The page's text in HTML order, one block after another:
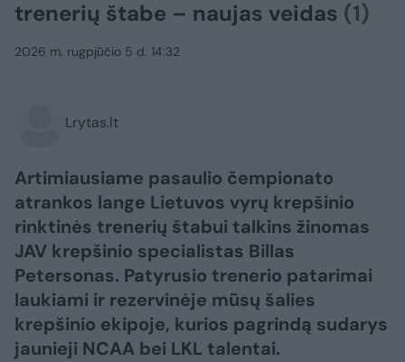
trenerių štabe – naujas veidas (1)
2026 m. rugpjūčio 5 d. 14:32
Lrytas.lt
Artimiausiame pasaulio čempionato
atrankos lange Lietuvos vyrų krepšinio
rinktinės trenerių štabui talkins žinomas
JAV krepšinio specialistas Billas
Petersonas. Patyrusio trenerio patarimai
laukiami ir rezervinėje mūsų šalies
krepšinio ekipoje, kurios pagrindą sudarys
jaunieji NCAA bei LKL talentai.